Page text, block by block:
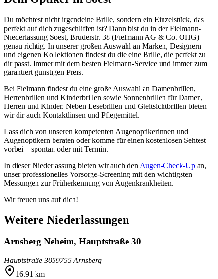
Du möchtest nicht irgendeine Brille, sondern ein Einzelstück, das
perfekt auf dich zugeschliffen ist? Dann bist du in der Fielmann-
Niederlassung Soest, Brüderstr. 38 (Fielmann AG & Co. OHG)
genau richtig. In unserer großen Auswahl an Marken, Designern
und eigenen Kollektionen findest du die eine Brille, die perfekt zu
dir passt. Immer mit dem besten Fielmann-Service und immer zum
garantiert günstigen Preis.
Bei Fielmann findest du eine große Auswahl an Damenbrillen,
Herrenbrillen und Kinderbrillen sowie Sonnenbrillen für Damen,
Herren und Kinder. Neben Lesebrillen und Gleitsichtbrillen bieten
wir dir auch Kontaktlinsen und Pflegemittel.
Lass dich von unseren kompetenten Augenoptikerinnen und
Augenoptikern beraten oder komme für einen kostenlosen Sehtest
vorbei – spontan oder mit Termin.
In dieser Niederlassung bieten wir auch den Augen-Check-Up an,
unser professionelles Vorsorge-Screening mit den wichtigsten
Messungen zur Früherkennung von Augenkrankheiten.
Wir freuen uns auf dich!
Weitere Niederlassungen
Arnsberg Neheim, Hauptstraße 30
Hauptstraße 3059755 Arnsberg
16.91 km